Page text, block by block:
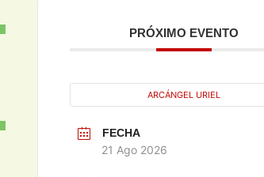
PRÓXIMO EVENTO
ARCÁNGEL URIEL
FECHA
21 Ago 2026